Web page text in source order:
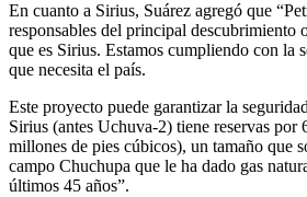
En cuanto a Sirius, Suárez agregó que
responsables del principal descubrimiento
que es Sirius. Estamos cumpliendo con la
que necesita el país.
Este proyecto puede garantizar la
Sirius (antes Uchuva-2) tiene reservas por
millones de pies cúbicos), un tamaño que
campo Chuchupa que le ha dado gas
últimos 45 años”.